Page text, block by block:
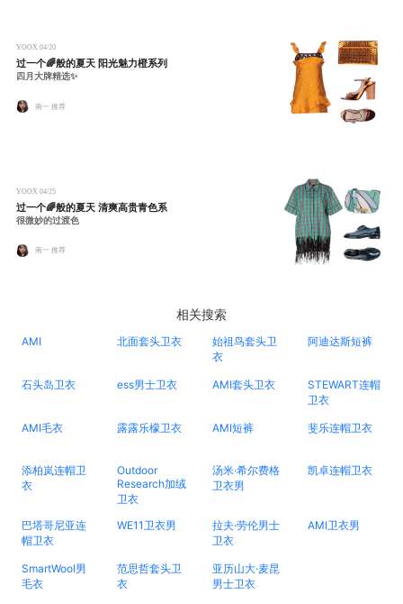
YOOX 04/20
过一个🌈般的夏天 阳光魅力橙系列
四月大牌精选✨
南一 推荐
YOOX 04/25
过一个🌈般的夏天 清爽高贵青色系
很微妙的过渡色
南一 推荐
相关搜索
AMI 北面套头卫衣
始祖鸟套头卫
衣
阿迪达斯短裤
石头岛卫衣 ess男士卫衣 AMI套头卫衣
STEWART连帽
卫衣
AMI毛衣 露露乐檬卫衣 AMI短裤 斐乐连帽卫衣
添柏岚连帽卫
衣
Outdoor
Research加绒
卫衣
汤米·希尔费格
卫衣男
凯卓连帽卫衣
巴塔哥尼亚连
帽卫衣
WE11卫衣男
拉夫·劳伦男士
卫衣
AMI卫衣男
SmartWool男
毛衣
范思哲套头卫
衣
亚历山大·麦昆
男士卫衣